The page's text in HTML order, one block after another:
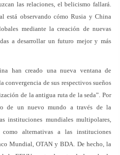
las relaciones, el belicismo fallará.
está observando cómo Rusia y China
mediante la creación de nuevas
a desarrollar un futuro mejor y más
han creado una nueva ventana de
convergencia de sus respectivos sueños
de la antigua ruta de la seda”. Por
de un nuevo mundo a través de la
instituciones mundiales multipolares,
alternativas a las instituciones
Mundial, OTAN y BDA. De hecho, la